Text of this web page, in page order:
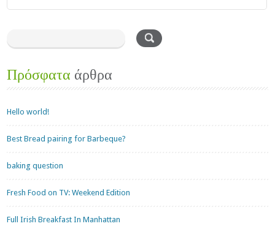
Πρόσφατα άρθρα
Hello world!
Best Bread pairing for Barbeque?
baking question
Fresh Food on TV: Weekend Edition
Full Irish Breakfast In Manhattan